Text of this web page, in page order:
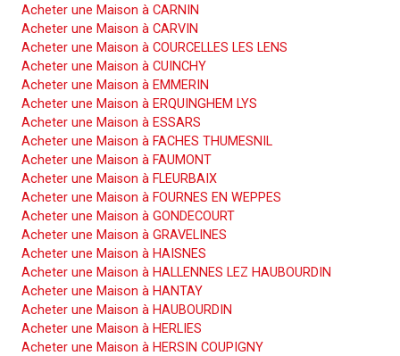
Acheter une Maison à CARNIN
Acheter une Maison à CARVIN
Acheter une Maison à COURCELLES LES LENS
Acheter une Maison à CUINCHY
Acheter une Maison à EMMERIN
Acheter une Maison à ERQUINGHEM LYS
Acheter une Maison à ESSARS
Acheter une Maison à FACHES THUMESNIL
Acheter une Maison à FAUMONT
Acheter une Maison à FLEURBAIX
Acheter une Maison à FOURNES EN WEPPES
Acheter une Maison à GONDECOURT
Acheter une Maison à GRAVELINES
Acheter une Maison à HAISNES
Acheter une Maison à HALLENNES LEZ HAUBOURDIN
Acheter une Maison à HANTAY
Acheter une Maison à HAUBOURDIN
Acheter une Maison à HERLIES
Acheter une Maison à HERSIN COUPIGNY